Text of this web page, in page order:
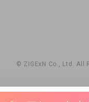
© ZIGExN Co., Ltd. All